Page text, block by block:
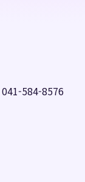
041-584-8576